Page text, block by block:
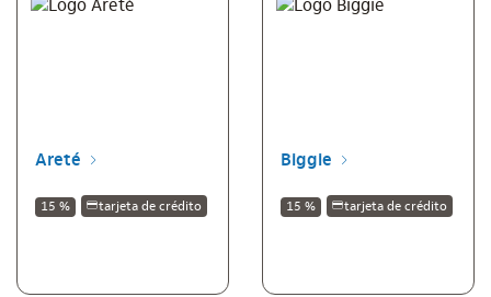
Areté
15 % tarjeta de crédito
Biggie
15 % tarjeta de crédito